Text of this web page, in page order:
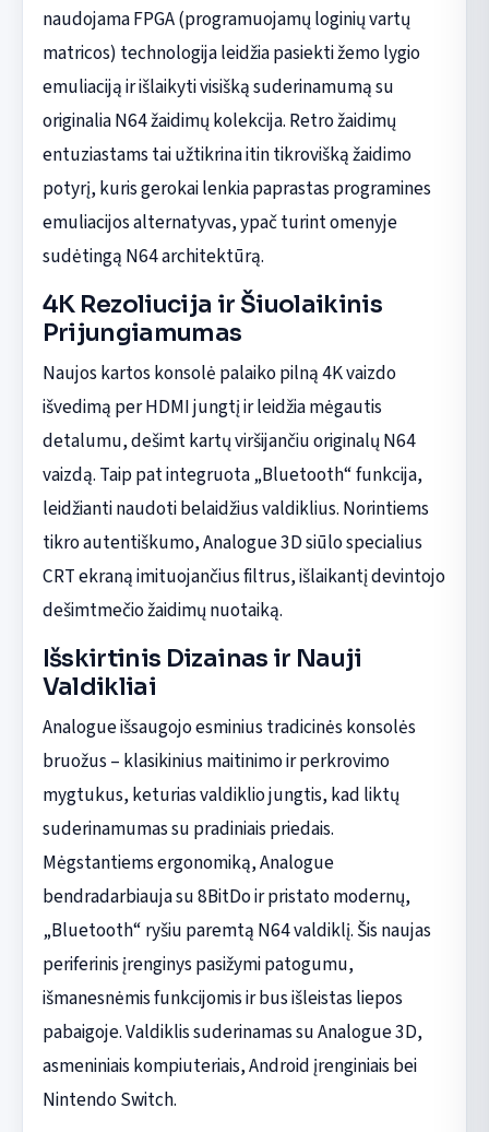
naudojama FPGA (programuojamų loginių vartų
matricos) technologija leidžia pasiekti žemo lygio
emuliaciją ir išlaikyti visišką suderinamumą su
originalia N64 žaidimų kolekcija. Retro žaidimų
entuziastams tai užtikrina itin tikrovišką žaidimo
potyrį, kuris gerokai lenkia paprastas programines
emuliacijos alternatyvas, ypač turint omenyje
sudėtingą N64 architektūrą.
4K Rezoliucija ir Šiuolaikinis
Prijungiamumas
Naujos kartos konsolė palaiko pilną 4K vaizdo
išvedimą per HDMI jungtį ir leidžia mėgautis
detalumu, dešimt kartų viršijančiu originalų N64
vaizdą. Taip pat integruota „Bluetooth“ funkcija,
leidžianti naudoti belaidžius valdiklius. Norintiems
tikro autentiškumo, Analogue 3D siūlo specialius
CRT ekraną imituojančius filtrus, išlaikantį devintojo
dešimtmečio žaidimų nuotaiką.
Išskirtinis Dizainas ir Nauji
Valdikliai
Analogue išsaugojo esminius tradicinės konsolės
bruožus – klasikinius maitinimo ir perkrovimo
mygtukus, keturias valdiklio jungtis, kad liktų
suderinamumas su pradiniais priedais.
Mėgstantiems ergonomiką, Analogue
bendradarbiauja su 8BitDo ir pristato modernų,
„Bluetooth“ ryšiu paremtą N64 valdiklį. Šis naujas
periferinis įrenginys pasižymi patogumu,
išmanesnėmis funkcijomis ir bus išleistas liepos
pabaigoje. Valdiklis suderinamas su Analogue 3D,
asmeniniais kompiuteriais, Android įrenginiais bei
Nintendo Switch.